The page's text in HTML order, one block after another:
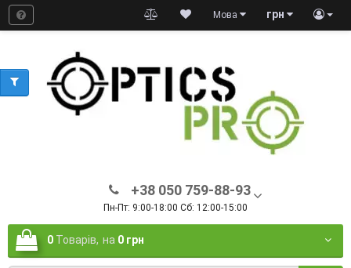
грн
Мова
+38 050 759-88-93
Пн-Пт: 9:00-18:00 Сб: 12:00-15:00
0 Товарів, на 0 грн